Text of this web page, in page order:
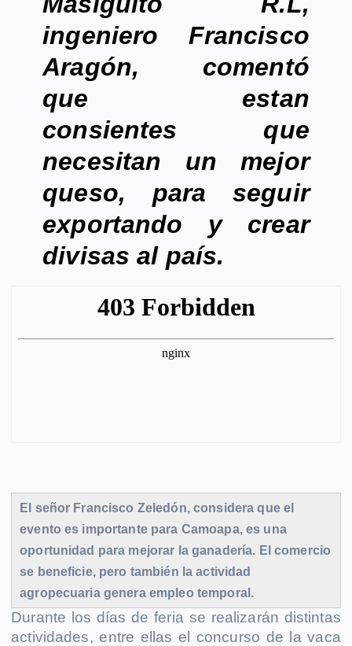
ingeniero Francisco
Aragón, comentó
que estan
consientes que
necesitan un mejor
queso, para seguir
exportando y crear
divisas al país.
El señor Francisco Zeledón, considera que el
evento es importante para Camoapa, es una
oportunidad para mejorar la ganadería. El comercio
se beneficie, pero también la actividad
agropecuaria genera empleo temporal.
Durante los días de feria se realizarán distintas
actividades, entre ellas el concurso de la vaca